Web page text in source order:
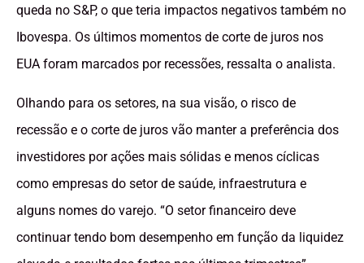
queda no S&P, o que teria impactos negativos também no
Ibovespa. Os últimos momentos de corte de juros nos
EUA foram marcados por recessões, ressalta o analista.
Olhando para os setores, na sua visão, o risco de
recessão e o corte de juros vão manter a preferência dos
investidores por ações mais sólidas e menos cíclicas
como empresas do setor de saúde, infraestrutura e
alguns nomes do varejo. “O setor financeiro deve
continuar tendo bom desempenho em função da liquidez